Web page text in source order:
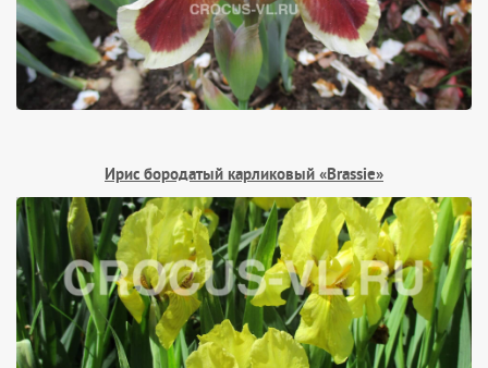
Ирис бородатый карликовый «Brassie»